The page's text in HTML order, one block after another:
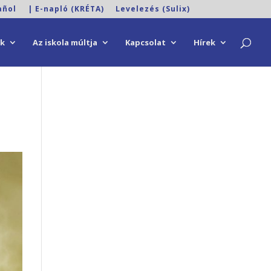
| E-napló (KRÉTA) Levelezés (Sulix)
Az iskola múltja Kapcsolat Hírek